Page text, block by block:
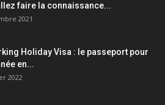
faire la connaissance...
2021
Holiday Visa : le passeport pour
en...
2022